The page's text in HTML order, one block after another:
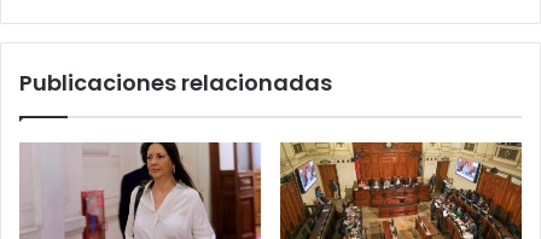
Publicaciones relacionadas